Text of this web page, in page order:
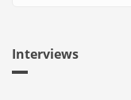
Interviews